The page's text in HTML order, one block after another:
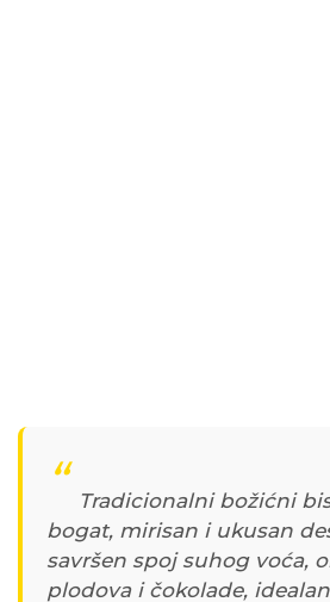
Tradicionalni božićni
bogat, mirisan i ukusan
savršen spoj suhog voća,
plodova i čokolade,